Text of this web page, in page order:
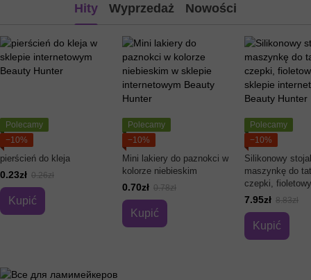
Hity Wyprzedaż Nowości
Polecamy
−10%
pierścień do kleja
0.23zł 0.26zł
Kupić
Polecamy
−10%
Mini lakiery do paznokci w
kolorze niebieskim
0.70zł 0.78zł
Kupić
Polecamy
−10%
Silikonowy
maszynkę do
czepki, fioletowy
7.95zł 8.83zł
Kupić